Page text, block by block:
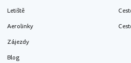
Letiště
Aerolinky
Zájezdy
Blog